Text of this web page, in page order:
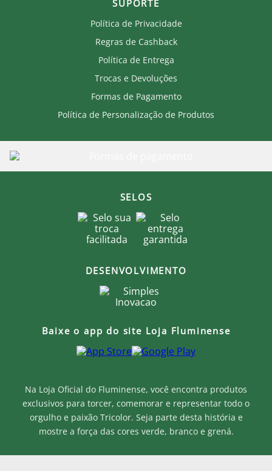
Na Loja Oficial do Fluminense, você encontra produtos
exclusivos para torcer, comemorar e representar todo o
orgulho e paixão Tricolor. Seja parte desta história e
mostre a força das cores verde, branco e grená.
SUPORTE
Política de Privacidade
Regras de Cashback
Política de Entrega
Trocas e Devoluções
Formas de Pagamento
Política de Personalização de Produtos
SELOS
DESENVOLVIMENTO
Baixe o app do site Loja Fluminense